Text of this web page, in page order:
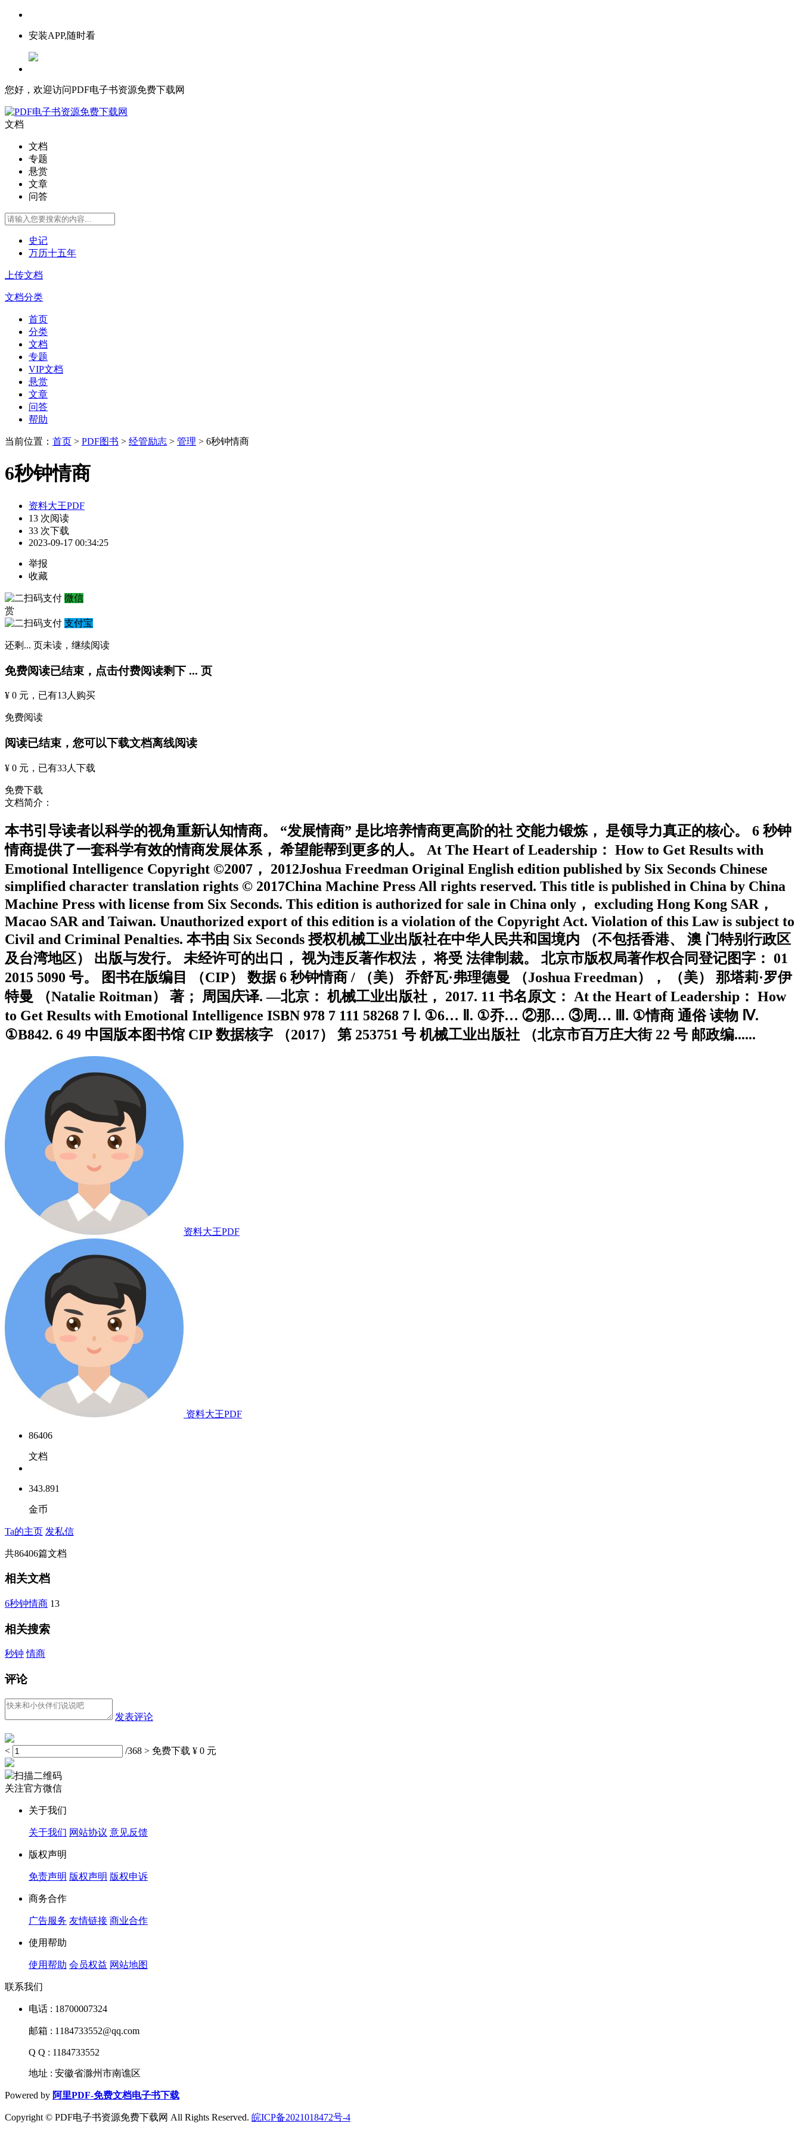
安装APP,随时看
您好，欢迎访问PDF电子书资源免费下载网
文档
文档
专题
悬赏
文章
问答
史记
万历十五年
上传文档
文档分类
首页
分类
文档
专题
VIP文档
悬赏
文章
问答
帮助
当前位置： 首页 > PDF图书 > 经管励志 > 管理 > 6秒钟情商
6秒钟情商
资料大王PDF
13 次阅读
33 次下载
2023-09-17 00:34:25
举报
收藏
微信
赏
支付宝
还剩 ... 页未读， 继续阅读
免费阅读已结束，点击付费阅读剩下 ... 页
¥ 0 元 ，已有13人购买
免费阅读
阅读已结束，您可以下载文档离线阅读
¥ 0 元 ，已有33人下载
免费下载
文档简介：
本书引导读者以科学的视角重新认知情商。 “发展情商” 是比培养情商更高阶的社 交能力锻炼， 是领导力真正的核心。 6 秒钟
情商提供了一套科学有效的情商发展体系， 希望能帮到更多的人。 At The Heart of Leadership： How to Get Results with
Emotional Intelligence Copyright ©2007， 2012Joshua Freedman Original English edition published by Six Seconds Chinese
simplified character translation rights © 2017China Machine Press All rights reserved. This title is published in China by China
Machine Press with license from Six Seconds. This edition is authorized for sale in China only， excluding Hong Kong SAR，
Macao SAR and Taiwan. Unauthorized export of this edition is a violation of the Copyright Act. Violation of this Law is subject to
Civil and Criminal Penalties. 本书由 Six Seconds 授权机械工业出版社在中华人民共和国境内 （不包括香港、 澳 门特别行政区
及台湾地区） 出版与发行。 未经许可的出口， 视为违反著作权法， 将受 法律制裁。 北京市版权局著作权合同登记图字： 01
2015 5090 号。 图书在版编目 （CIP） 数据 6 秒钟情商 / （美） 乔舒瓦·弗理德曼 （Joshua Freedman）， （美） 那塔莉·罗伊
特曼 （Natalie Roitman） 著； 周国庆译. —北京： 机械工业出版社， 2017. 11 书名原文： At the Heart of Leadership： How
to Get Results with Emotional Intelligence ISBN 978 7 111 58268 7 Ⅰ. ①6… Ⅱ. ①乔… ②那… ③周… Ⅲ. ①情商 通俗 读物 Ⅳ.
①B842. 6 49 中国版本图书馆 CIP 数据核字 （2017） 第 253751 号 机械工业出版社 （北京市百万庄大街 22 号 邮政编......
资料大王PDF
资料大王PDF
86406
文档
343.891
金币
Ta的主页 发私信
共86406篇文档
相关文档
6秒钟情商 13
相关搜索
秒钟 情商
评论
发表评论
< /368 > 免费下载 ¥ 0 元
扫描二维码
关注官方微信
关于我们
关于我们 网站协议 意见反馈
版权声明
免责声明 版权声明 版权申诉
商务合作
广告服务 友情链接 商业合作
使用帮助
使用帮助 会员权益 网站地图
联系我们
电话 : 18700007324
邮箱 : 1184733552@qq.com
Q Q : 1184733552
地址 : 安徽省滁州市南谯区
Powered by 阿里PDF-免费文档电子书下载
Copyright © PDF电子书资源免费下载网 All Rights Reserved. 皖ICP备2021018472号-4